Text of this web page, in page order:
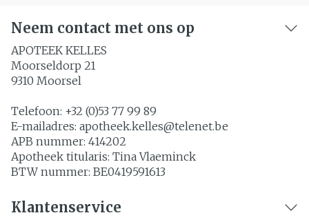
Neem contact met ons op
APOTEEK KELLES
Moorseldorp 21
9310 Moorsel
Telefoon: +32 (0)53 77 99 89
E-mailadres: apotheek.kelles@telenet.be
APB nummer: 414202
Apotheek titularis: Tina Vlaeminck
BTW nummer: BE0419591613
Klantenservice